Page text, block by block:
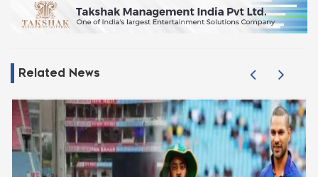
Related News